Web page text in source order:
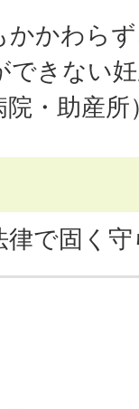
かわら
できない
・助産所
で固く